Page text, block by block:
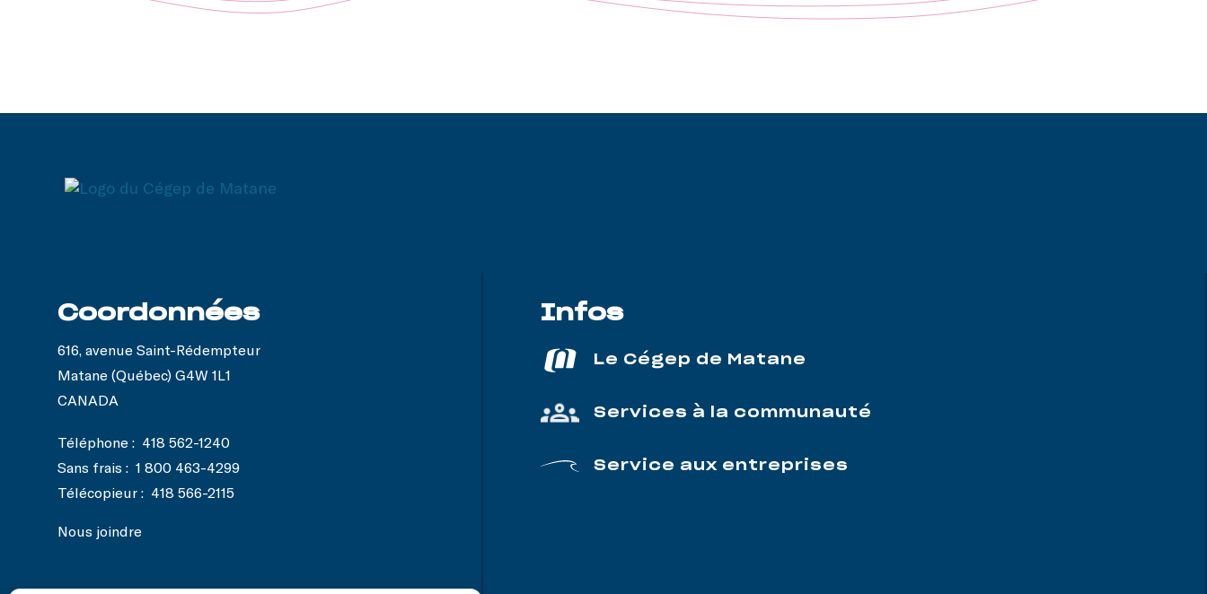
Coordonnées
616, avenue Saint-Rédempteur
Matane (Québec) G4W 1L1
CANADA
Téléphone : 418 562-1240
Sans frais : 1 800 463-4299
Télécopieur : 418 566-2115
Nous joindre
Infos
Le Cégep de Matane
Services à la communauté
Service aux entreprises